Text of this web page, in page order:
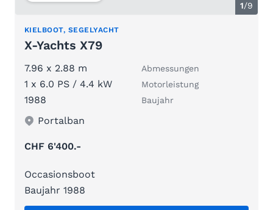
1/9
KIELBOOT, SEGELYACHT
X-Yachts X79
7.96 x 2.88 m Abmessungen
1 x 6.0 PS / 4.4 kW Motorleistung
1988 Baujahr
Portalban
CHF 6'400.-
Occasionsboot
Baujahr 1988